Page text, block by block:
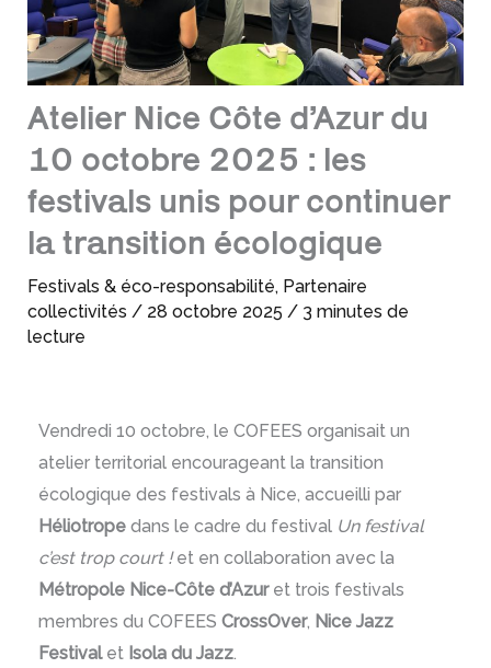
Atelier Nice Côte d’Azur du
10 octobre 2025 : les
festivals unis pour continuer
la transition écologique
Festivals & éco-responsabilité, Partenaire
collectivités / 28 octobre 2025 / 3 minutes de
lecture
Vendredi 10 octobre, le COFEES organisait un
atelier territorial encourageant la transition
écologique des festivals à Nice, accueilli par
Héliotropedans le cadre du festival Un festival
c’est trop court !et en collaboration avec la
Métropole Nice-Côte d’Azuret trois festivals
membres du COFEES CrossOver, Nice Jazz
Festivalet Isola du Jazz.